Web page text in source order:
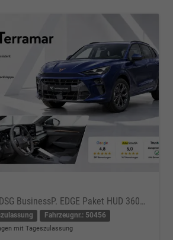
Business 1.5eTSI DSG BusinessP. EDGE Paket HUD 360Cam- DIGITAL DRIVE - INTELLIGENT L Gepäcktrennnetz
Fahrzeugnr.: 50456
mit Tageszulassung